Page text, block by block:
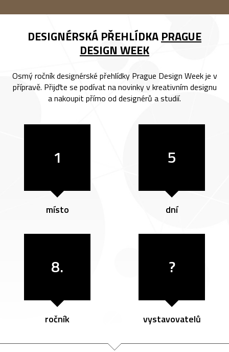
DESIGNÉRSKÁ PŘEHLÍDKA PRAGUE
DESIGN WEEK
Osmý ročník designérské přehlídky Prague Design Week je v
přípravě. Přijďte se podívat na novinky v kreativním designu
a nakoupit přímo od designérů a studií.
1
místo
5
dní
8.
ročník
?
vystavovatelů